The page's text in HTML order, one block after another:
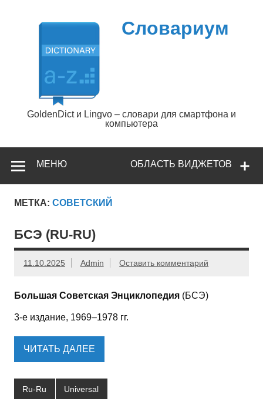
содержимому
Словариум
GoldenDict и Lingvo – словари для смартфона и
компьютера
ОБЛАСТЬ ВИДЖЕТОВ
МЕНЮ
МЕТКА: СОВЕТСКИЙ
БСЭ (RU-RU)
11.10.2025 Admin Оставить комментарий
Большая Советская Энциклопедия (БСЭ)
3-е издание, 1969–1978 гг.
ЧИТАТЬ ДАЛЕЕ
Ru-Ru Universal